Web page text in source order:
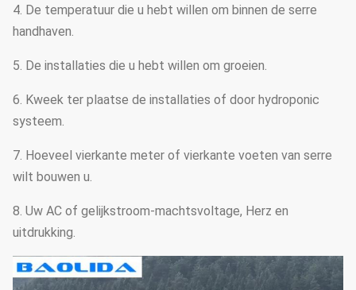
4. De temperatuur die u hebt willen om binnen de serre
handhaven.
5. De installaties die u hebt willen om groeien.
6. Kweek ter plaatse de installaties of door hydroponic
systeem.
7. Hoeveel vierkante meter of vierkante voeten van serre
wilt bouwen u.
8. Uw AC of gelijkstroom-machtsvoltage, Herz en
uitdrukking.